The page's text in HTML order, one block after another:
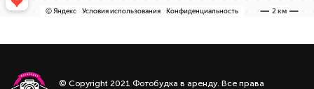
© Copyright 2021 Фотобудка в аренду. Все права